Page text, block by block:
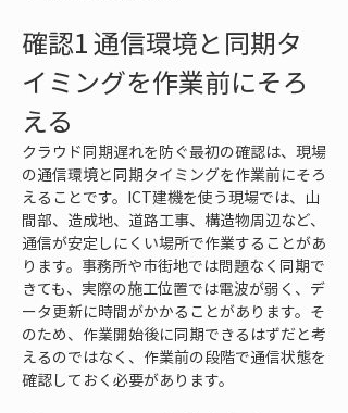
確認1 通信環境と同期タ
イミングを作業前にそろ
える
クラウド同期遅れを防ぐ最初の確認は、現場
の通信環境と同期タイミングを作業前にそろ
えることです。ICT建機を使う現場では、山
間部、造成地、道路工事、構造物周辺など、
通信が安定しにくい場所で作業することがあ
ります。事務所や市街地では問題なく同期で
きても、実際の施工位置では電波が弱く、デ
ータ更新に時間がかかることがあります。そ
のため、作業開始後に同期できるはずだと考
えるのではなく、作業前の段階で通信状態を
確認しておく必要があります。